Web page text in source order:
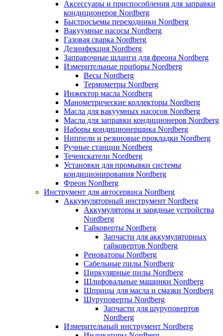
Аксессуары и приспособления для заправки
кондиционеров Nordberg
Быстросъемы переходники Nordberg
Вакуумные насосы Nordberg
Газовая сварка Nordberg
Дезинфекция Nordberg
Заправочные шланги для фреона Nordberg
Измерительные приборы Nordberg
Весы Nordberg
Термометры Nordberg
Инжектор масла Nordberg
Манометрические коллекторы Nordberg
Масла для вакуумных насосов Nordberg
Масла для заправки кондиционеров Nordberg
Наборы кондиционерщика Nordberg
Ниппели и резиновые прокладки Nordberg
Ручные станции Nordberg
Течеискатели Nordberg
Установки для промывки системы
кондиционирования Nordberg
Фреон Nordberg
Инструмент для автосервиса Nordberg
Аккумуляторный инструмент Nordberg
Аккумуляторы и зарядные устройства
Nordberg
Гайковерты Nordberg
Запчасти для аккумуляторных
гайковертов Nordberg
Реноваторы Nordberg
Сабельные пилы Nordberg
Циркулярные пилы Nordberg
Шлифовальные машинки Nordberg
Шприцы для масла и смазки Nordberg
Шуруповерты Nordberg
Запчасти для шуруповертов
Nordberg
Измерительный инструмент Nordberg